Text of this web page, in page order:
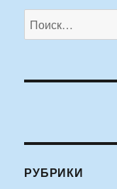
Искать:
РУБРИКИ